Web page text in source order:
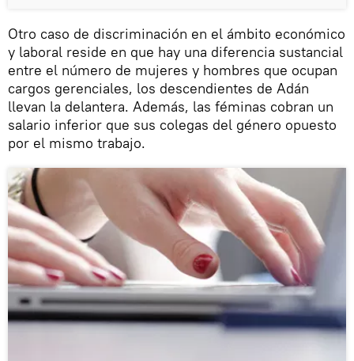
Otro caso de discriminación en el ámbito económico
y laboral reside en que hay una diferencia sustancial
entre el número de mujeres y hombres que ocupan
cargos gerenciales, los descendientes de Adán
llevan la delantera. Además, las féminas cobran un
salario inferior que sus colegas del género opuesto
por el mismo trabajo.